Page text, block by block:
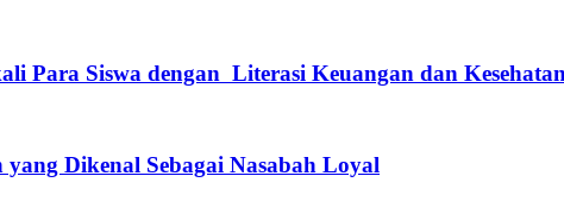
Para Siswa dengan Literasi Keuangan dan
Dikenal Sebagai Nasabah Loyal